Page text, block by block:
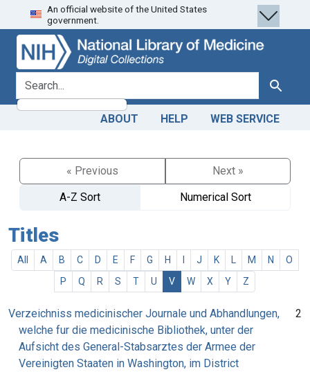
Skip
to
search
Skip to
main
content
An official website of the United States
government.
search for Search
ABOUT HELP WEB SERVICE
« Previous
Next »
A-Z Sort
Numerical Sort
Titles
All A B C D E F G H J K M N
O
P
Q R S T U V W X Y Z
Verzeichniss medicinischer Journale und Abhandlungen,
welche fur die medicinische Bibliothek, unter der
Aufsicht des General-Stabsarztes der Armee der
Vereinigten Staaten in Washington, im District
2